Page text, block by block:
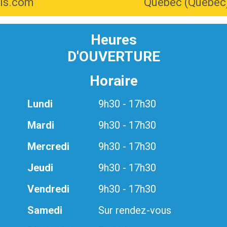
Heures
D'OUVERTURE
Horaire
Lundi
9h30 - 17h30
Mardi
9h30 - 17h30
Mercredi
9h30 - 17h30
Jeudi
9h30 - 17h30
Vendredi
9h30 - 17h30
Samedi
Sur rendez-vous